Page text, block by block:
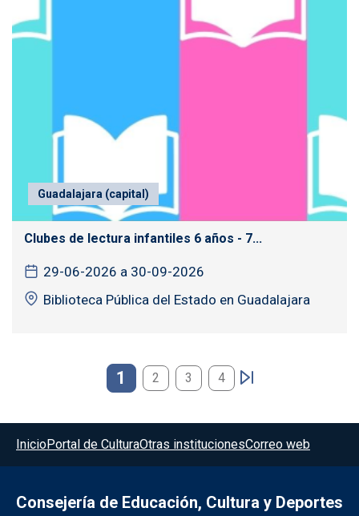
Guadalajara (capital)
Clubes de lectura infantiles 6 años - 7...
29-06-2026 a 30-09-2026
Biblioteca Pública del Estado en Guadalajara
1 2 3 4
Menú del pie
InicioPortal de CulturaOtras institucionesCorreo web
Consejería de Educación, Cultura y Deportes